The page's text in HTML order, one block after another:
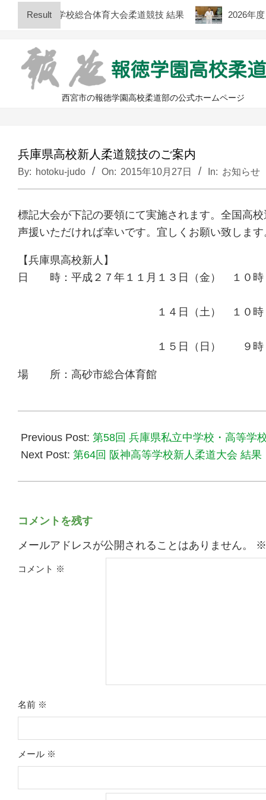
Result
県高等学校総合体育大会柔道競技 結果 2026年度 全
西宮市の報徳学園高校柔道部の公式ホームページ
兵庫県高校新人柔道競技のご案内
By: hotoku-judo On: 2015年10月27日 In: お知らせ
標記大会が下記の要領にて実施されます。全国高
声援いただければ幸いです。宜しくお願い致します
【兵庫県高校新人】
日 時：平成２７年１１月１３日（金） １
１４日（土） １０時００分
１５日（日） ９時３０分
場 所：高砂市総合体育館
10-
27
Previous Post: 第58回 兵庫県私立中学校・高等学
Next Post: 第64回 阪神高等学校新人柔道大会 結果
コメントを残す
メールアドレスが公開されることはありません。 ※
コメント ※
名前 ※
メール ※